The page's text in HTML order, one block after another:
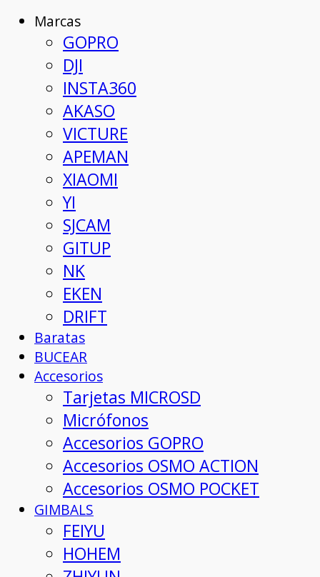
Marcas
GOPRO
DJI
INSTA360
AKASO
VICTURE
APEMAN
XIAOMI
YI
SJCAM
GITUP
NK
EKEN
DRIFT
Baratas
BUCEAR
Accesorios
Tarjetas MICROSD
Micrófonos
Accesorios GOPRO
Accesorios OSMO ACTION
Accesorios OSMO POCKET
GIMBALS
FEIYU
HOHEM